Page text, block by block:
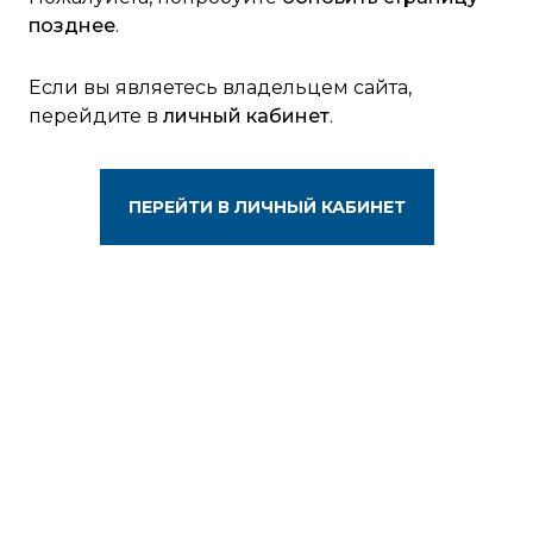
позднее.
Если вы являетесь владельцем сайта,
перейдите в личный кабинет.
ПЕРЕЙТИ В ЛИЧНЫЙ КАБИНЕТ